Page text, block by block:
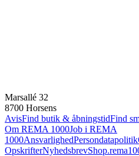
Marsallé 32
8700 Horsens
AvisFind butik & åbningstidFind
Om REMA 1000Job i REMA
1000AnsvarlighedPersondatapolitik
OpskrifterNyhedsbrev